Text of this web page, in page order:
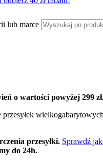
lub marce
o wartości powyżej 299
przesyłki. Sprawdź
do 24h.